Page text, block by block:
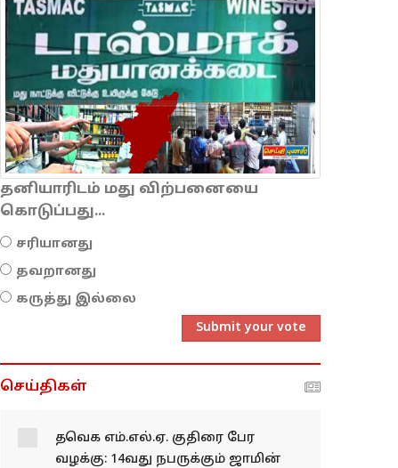
தனியாரிடம் மது விற்பனையை
கொடுப்பது...
சரியானது
தவறானது
கருத்து இல்லை
Submit your vote
செய்திகள்
தவெக எம்.எல்.ஏ. குதிரை
பேர வழக்கு: 14வது